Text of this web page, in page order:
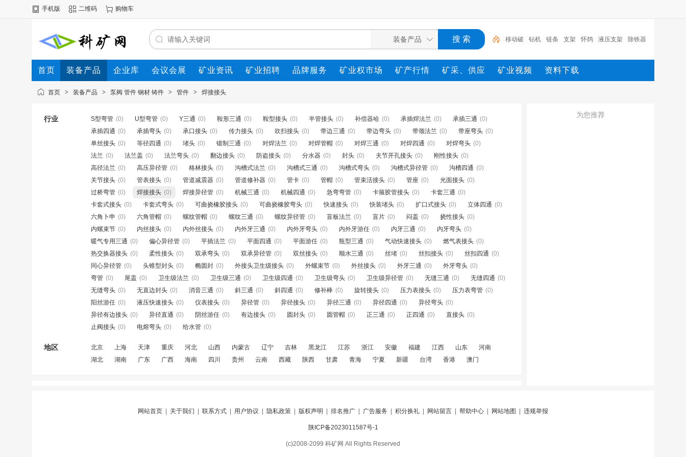
手机版 二维码 购物车
移动破 钻机 链条 支架 怀鸽 液压支架 除铁器
锚杆 电机 矿 移动破
首页 装备产品 企业库 会议会展 矿业资讯 矿业招聘 品牌服务 矿业权市场 矿产行情 矿采、供应 矿业视频 资料下载
首页 > 装备产品 > 泵阀 管件 钢材 铸件 > 管件 > 焊接接头
行业 S型弯管 (0) U型弯管 (0) Y三通 (0) 鞍形三通 (0) 鞍型接头 (0) 半管接头 (0) 补偿器哈 (0) 承插焊法兰 (0) 承插三通 (0)
承插四通 (0) 承插弯头 (0) 承口接头 (0) 传力接头 (0) 吹扫接头 (0) 带边三通 (0) 带边弯头 (0) 带颈法兰 (0) 带座弯头 (0)
单丝接头 (0) 等径四通 (0) 堵头 (0) 锻制三通 (0) 对焊法兰 (0) 对焊管帽 (0) 对焊三通 (0) 对焊四通 (0) 对焊弯头 (0)
法兰 (0) 法兰盖 (0) 法兰弯头 (0) 翻边接头 (0) 防盗接头 (0) 分水器 (0) 封头 (0) 夫节开孔接头 (0) 刚性接头 (0)
高径法兰 (0) 高压异径管 (0) 格林接头 (0) 沟槽式法兰 (0) 沟槽式三通 (0) 沟槽式弯头 (0) 沟槽式异径管 (0) 沟槽四通 (0)
关节接头 (0) 管表接头 (0) 管道减震器 (0) 管道修补器 (0) 管卡 (0) 管帽 (0) 管束活接头 (0) 管座 (0) 光面接头 (0)
过桥弯管 (0) 焊接接头 (0) 焊接异径管 (0) 机械三通 (0) 机械四通 (0) 急弯弯管 (0) 卡箍胶管接头 (0) 卡套三通 (0)
卡套式接头 (0) 卡套式弯头 (0) 可曲挠橡胶接头 (0) 可曲挠橡胶弯头 (0) 快速接头 (0) 快装堵头 (0) 扩口式接头 (0) 立体四通 (0)
六角卜申 (0) 六角管帽 (0) 螺纹管帽 (0) 螺纹三通 (0) 螺纹异径管 (0) 盲板法兰 (0) 盲片 (0) 闷盖 (0) 挠性接头 (0)
内螺束节 (0) 内丝接头 (0) 内外丝接头 (0) 内外牙三通 (0) 内外牙弯头 (0) 内外牙游任 (0) 内牙三通 (0) 内牙弯头 (0)
暖气专用三通 (0) 偏心异径管 (0) 平插法兰 (0) 平面四通 (0) 平面游任 (0) 瓶型三通 (0) 气动快速接头 (0) 燃气表接头 (0)
热交换器接头 (0) 柔性接头 (0) 双承弯头 (0) 双承异径管 (0) 双丝接头 (0) 顺水三通 (0) 丝堵 (0) 丝扣接头 (0) 丝扣四通 (0)
同心异径管 (0) 头锥型封头 (0) 椭圆封 (0) 外接头卫生级接头 (0) 外螺束节 (0) 外丝接头 (0) 外牙三通 (0) 外牙弯头 (0)
弯管 (0) 尾盖 (0) 卫生级法兰 (0) 卫生级三通 (0) 卫生级四通 (0) 卫生级弯头 (0) 卫生级异径管 (0) 无缝三通 (0) 无缝四通 (0)
无缝弯头 (0) 无直边封头 (0) 消音三通 (0) 斜三通 (0) 斜四通 (0) 修补棒 (0) 旋转接头 (0) 压力表接头 (0) 压力表弯管 (0)
阳丝游任 (0) 液压快速接头 (0) 仪表接头 (0) 异径管 (0) 异径接头 (0) 异径三通 (0) 异径四通 (0) 异径弯头 (0)
异径有边接头 (0) 异径直通 (0) 阴丝游任 (0) 有边接头 (0) 圆封头 (0) 圆管帽 (0) 正三通 (0) 正四通 (0) 直接头 (0)
止阀接头 (0) 电熔弯头 (0) 给水管 (0)
地区 北京 上海 天津 重庆 河北 山西 内蒙古 辽宁 吉林 黑龙江 江苏 浙江 安徽 福建 江西 山东
河南
湖北
湖南 广东 广西 海南 四川 贵州 云南 西藏 陕西 甘肃 青海 宁夏 新疆 台湾 香港 澳门
为您推荐
网站首页 关于我们 联系方式 用户协议 隐私政策 版权声明 排名推广 广告服务 积分换礼 网站留言 帮助中心 网站地图 违规举报
陕ICP备2023011587号-1
(c)2008-2099 科矿网 All Rights Reserved